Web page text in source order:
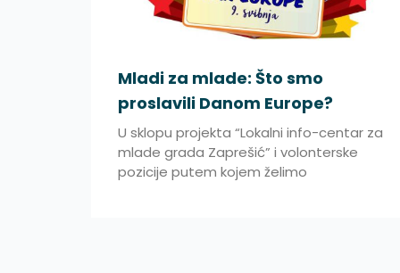
Mladi za mlade: Što smo
proslavili Danom Europe?
U sklopu projekta “Lokalni info-centar za
mlade grada Zaprešić” i volonterske
pozicije putem kojem želimo